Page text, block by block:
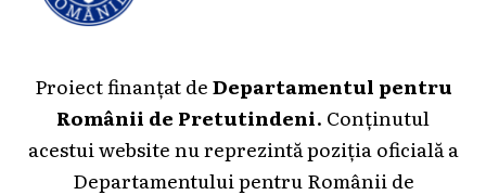
Proiect finanțat deDepartamentul pentru
Românii de Pretutindeni. Conținutul
acestui website nu reprezintă poziția oficială a
Departamentului pentru Românii de